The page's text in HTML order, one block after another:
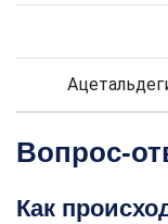
Вопрос-
Как